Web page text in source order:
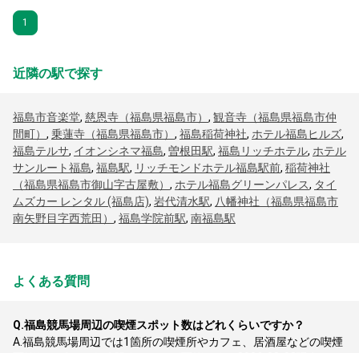
1
近隣の駅で探す
福島市音楽堂, 慈恩寺（福島県福島市） , 観音寺（福島県福島市仲
間町） , 乗蓮寺（福島県福島市） , 福島稲荷神社, ホテル福島ヒルズ,
福島テルサ, イオンシネマ福島, 曽根田駅, 福島リッチホテル, ホテル
サンルート福島, 福島駅, リッチモンドホテル福島駅前, 稲荷神社
（福島県福島市御山字古屋敷） , ホテル福島グリーンパレス, タイ
ムズカー レンタル (福島店), 岩代清水駅, 八幡神社（福島県福島市
南矢野目字西荒田） , 福島学院前駅, 南福島駅
よくある質問
Q.福島競馬場周辺の喫煙スポット数はどれくらいですか？
A.福島競馬場周辺では1箇所の喫煙所やカフェ、居酒屋などの喫煙